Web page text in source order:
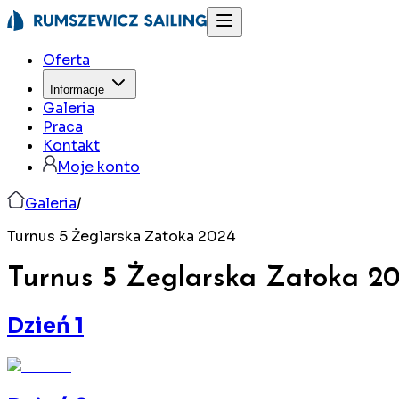
Oferta
Informacje
Galeria
Praca
Kontakt
Moje konto
Galeria/
Turnus 5 Żeglarska Zatoka 2024
Turnus 5 Żeglarska Zatoka
Dzień 1